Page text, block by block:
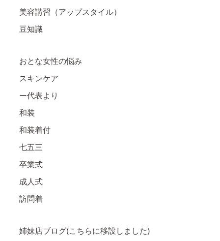
美容講習（アップスタイル）
豆知識
おとな女性の悩み
スキンケア
ー代表より
和装
和装着付
七五三
卒業式
成人式
訪問着
姉妹店ブログ(こちらに移設しました)